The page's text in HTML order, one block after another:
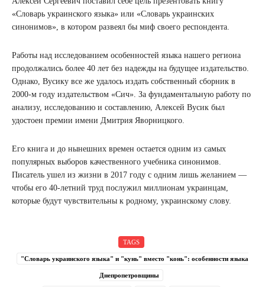
«Словарь украинского языка» или «Словарь украинских
синонимов», в котором развеял бы миф своего респондента.
Работы над исследованием особенностей языка нашего региона
продолжались более 40 лет без надежды на будущее издательство.
Однако, Вусику все же удалось издать собственный сборник в
2000-м году издательством «Сич». За фундаментальную работу по
анализу, исследованию и составлению, Алексей Вусик был
удостоен премии имени Дмитрия Яворницкого.
Его книга и до нынешних времен остается одним из самых
популярных выборов качественного учебника синонимов.
Писатель ушел из жизни в 2017 году с одним лишь желанием —
чтобы его 40-летний труд послужил миллионам украинцам,
которые будут чувствительны к родному, украинскому слову.
TAGS
"Словарь украинского языка" и "кунь" вместо "конь": особенности языка
Днепропетровщины